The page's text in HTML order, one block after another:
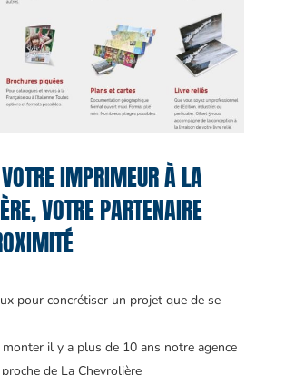
IMPRIMEUR À LA
VOTRE PARTENAIRE
pour concrétiser un projet que de se
il y a plus de 10 ans notre agence
de La Chevrolière